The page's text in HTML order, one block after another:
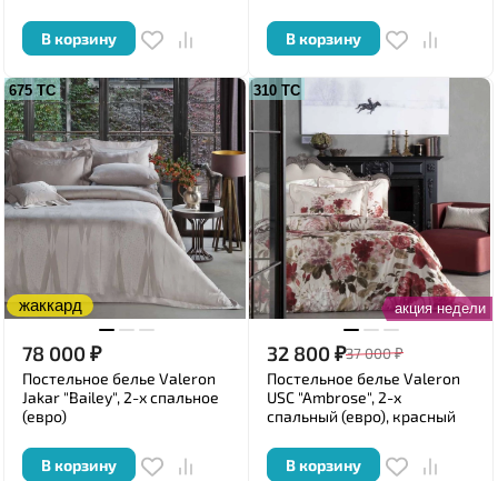
В корзину В корзину
675 ТС
жаккард
78 000₽
Постельное белье Valeron
Jakar "Bailey", 2-х спальное
(евро)
В корзину
акция недели
310 ТС
32 800₽37 000₽
Постельное белье Valeron
USC "Ambrose", 2-х
спальный (евро), красный
В корзину